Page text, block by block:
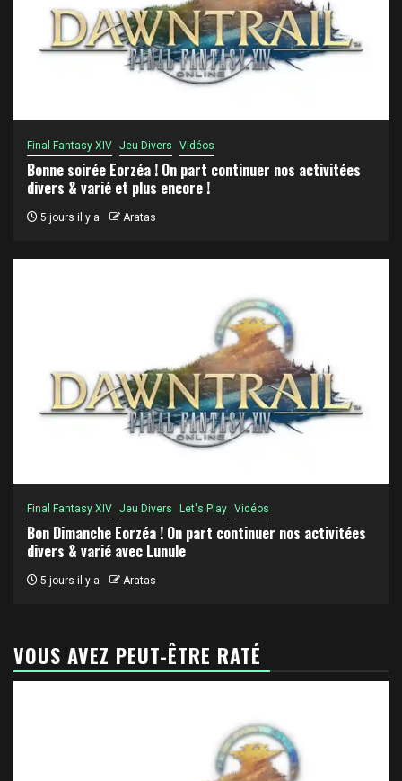
Final Fantasy XIV Jeu Divers Vidéos
Bonne soirée Eorzéa ! On part continuer nos activitées
divers & varié et plus encore !
5 jours il y a Aratas
Final Fantasy XIV Jeu Divers Let's Play Vidéos
Bon Dimanche Eorzéa ! On part continuer nos activitées
divers & varié avec Lunule
5 jours il y a Aratas
VOUS AVEZ PEUT-ÊTRE RATÉ